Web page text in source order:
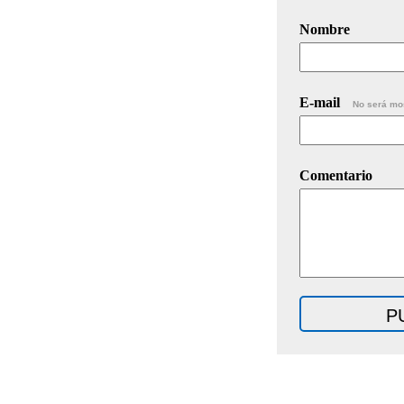
Nombre
E-mail No será
Comentario